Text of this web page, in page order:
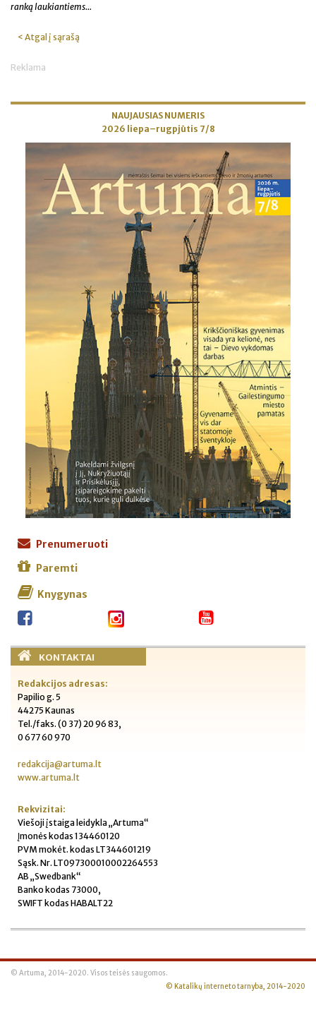
ranką laukiantiems...
< Atgal į sąrašą
Reklama
NAUJAUSIAS NUMERIS
2026 liepa–rugpjūtis 7/8
Prenumeruoti
Paremti
Knygynas
KONTAKTAI
Redakcijos adresas:
Papilio g. 5
44275 Kaunas
Tel./faks. (0 37) 20 96 83,
0 677 60 970
redakcija@artuma.lt
www.artuma.lt
Rekvizitai:
Viešoji įstaiga leidykla „Artuma“
Įmonės kodas 134460120
PVM mokėt. kodas LT344601219
Sąsk. Nr. LT097300010002264553
AB „Swedbank“
Banko kodas 73000,
SWIFT kodas HABALT22
© Artuma, 2014-2020. Visos teisės saugomos.
© Katalikų interneto tarnyba, 2014-2020